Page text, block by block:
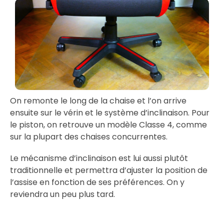
On remonte le long de la chaise et l’on arrive
ensuite sur le vérin et le système d’inclinaison. Pour
le piston, on retrouve un modèle Classe 4, comme
sur la plupart des chaises concurrentes.
Le mécanisme d’inclinaison est lui aussi plutôt
traditionnelle et permettra d’ajuster la position de
l’assise en fonction de ses préférences. On y
reviendra un peu plus tard.